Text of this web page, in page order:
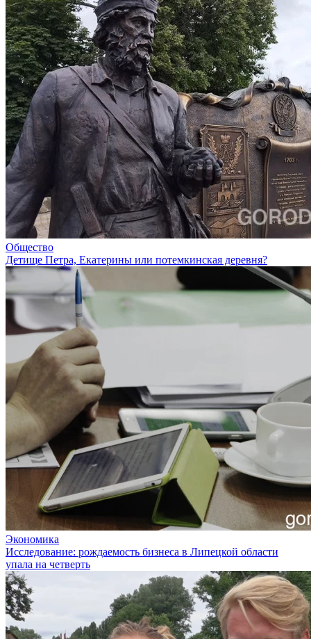
Общество
Детище Петра, Екатерины или потемкинская деревня?
Экономика
Исследование: рождаемость бизнеса в Липецкой области
упала на четверть